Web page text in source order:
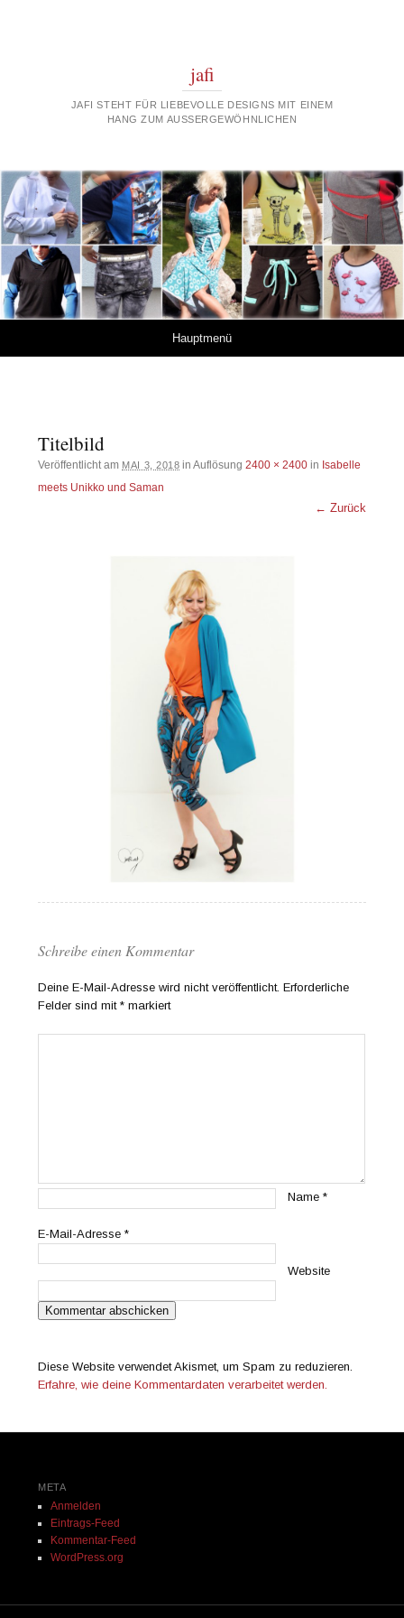
jafi
JAFI STEHT FÜR LIEBEVOLLE DESIGNS MIT EINEM
HANG ZUM AUSSERGEWÖHNLICHEN
Hauptmenü
Titelbild
Veröffentlicht am MAI 3, 2018 in Auflösung2400 × 2400 in Isabelle
meets Unikko und Saman
← Zurück
Schreibe einen Kommentar
Deine E-Mail-Adresse wird nicht veröffentlicht. Erforderliche
Felder sind mit* markiert
Name*
E-Mail-Adresse*
Website
Diese Website verwendet Akismet, um Spam zu reduzieren.
Erfahre, wie deine Kommentardaten verarbeitet werden.
META
Anmelden
Eintrags-Feed
Kommentar-Feed
WordPress.org